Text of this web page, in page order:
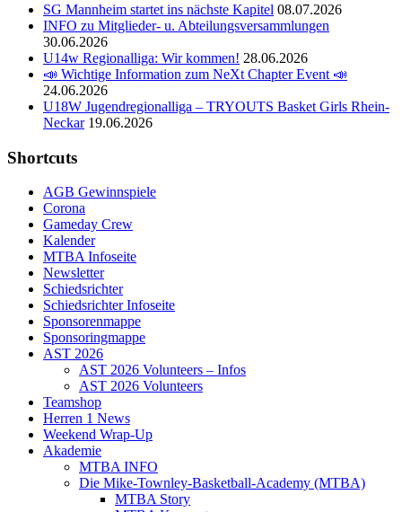
SG Mannheim startet ins nächste Kapitel 08.07.2026
INFO zu Mitglieder- u. Abteilungsversammlungen
30.06.2026
U14w Regionalliga: Wir kommen! 28.06.2026
📣 Wichtige Information zum NeXt Chapter Event 📣
24.06.2026
U18W Jugendregionalliga – TRYOUTS Basket Girls Rhein-
Neckar 19.06.2026
Shortcuts
AGB Gewinnspiele
Corona
Gameday Crew
Kalender
MTBA Infoseite
Newsletter
Schiedsrichter
Schiedsrichter Infoseite
Sponsorenmappe
Sponsoringmappe
AST 2026
AST 2026 Volunteers – Infos
AST 2026 Volunteers
Teamshop
Herren 1 News
Weekend Wrap-Up
Akademie
MTBA INFO
Die Mike-Townley-Basketball-Academy (MTBA)
MTBA Story